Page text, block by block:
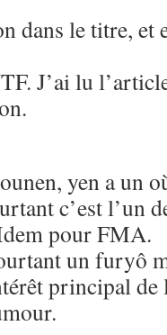
dans le titre, et
J’ai lu
yen a un
c’est l’un
pour FMA.
un furyô
principal de